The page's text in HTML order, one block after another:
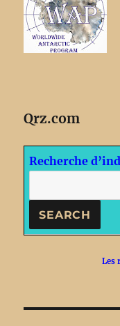
Qrz.com
Recherche
Les